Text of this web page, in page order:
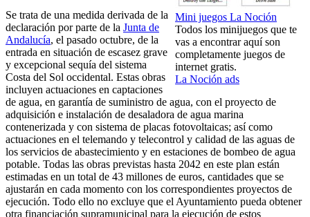
Mini juegos La Noción
Todos los minijuegos que te
vas a encontrar aquí son
completamente juegos de
internet gratis.
La Noción ads
Se trata de una medida derivada de la
declaración por parte de la Junta de
Andalucía, el pasado octubre, de la
entrada en situación de escasez grave
y excepcional sequía del sistema
Costa del Sol occidental. Estas obras
incluyen actuaciones en captaciones
de agua, en garantía de suministro de agua, con el proyecto de
adquisición e instalación de desaladora de agua marina
contenerizada y con sistema de placas fotovoltaicas; así como
actuaciones en el telemando y telecontrol y calidad de las aguas de
los servicios de abastecimiento y en estaciones de bombeo de agua
potable. Todas las obras previstas hasta 2042 en este plan están
estimadas en un total de 43 millones de euros, cantidades que se
ajustarán en cada momento con los correspondientes proyectos de
ejecución. Todo ello no excluye que el Ayuntamiento pueda obtener
otra financiación supramunicipal para la ejecución de estos